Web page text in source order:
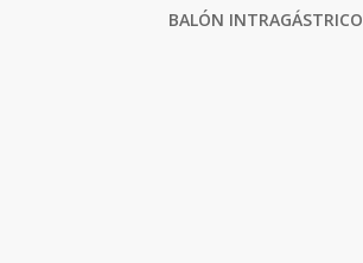
BALÓN INTRAGÁSTRICO